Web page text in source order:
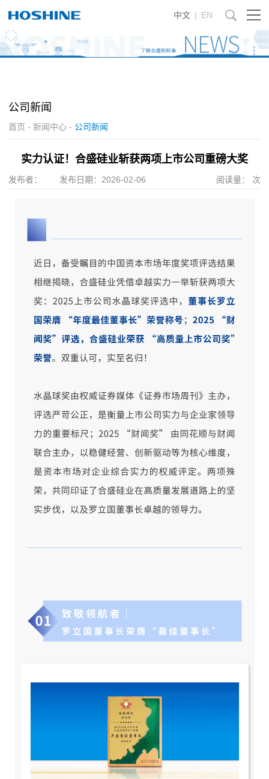
中文 | EN
公司新闻
首页 - 新闻中心- 公司新闻
实力认证！合盛硅业斩获两项上市公司重磅大奖
发布者： 发布日期： 2026-02-06 阅读量： 次